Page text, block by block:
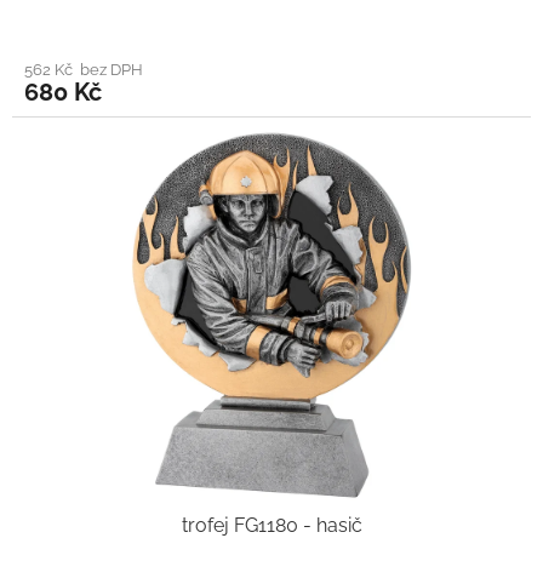
562 Kč bez DPH
680 Kč
trofej FG1180 - hasič